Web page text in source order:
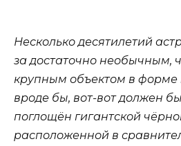
Несколько десятилетий
за достаточно необычным,
крупным объектом в форме
вроде бы, вот-вот должен
поглощён гигантской
расположенной в